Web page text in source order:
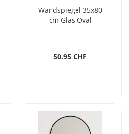
Wandspiegel 35x80
cm Glas Oval
50.95 CHF